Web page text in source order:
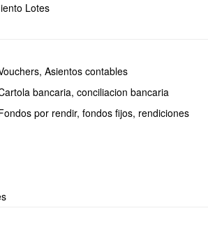
Lotes
Asientos contables
bancaria, conciliacion bancaria
por rendir, fondos fijos, rendiciones